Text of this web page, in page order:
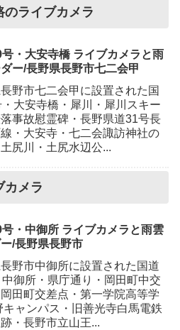
ライブカメラ
号・大安寺橋 ライブカメラと雨
ー/長野県長野市七二会甲
野市七二会甲に設置された国
大安寺橋・犀川・犀川スキー
事故慰霊碑・長野県道31号長
・大安寺・七二会諏訪神社の
尻川・土尻水辺公...
カメラ
号・中御所 ライブカメラと雨雲
/長野県長野市
野市中御所に設置された国道
御所・県庁通り・岡田町中交
田町交差点・第一学院高等学
キャンパス・旧善光寺白馬電鉄
・長野市立山王...